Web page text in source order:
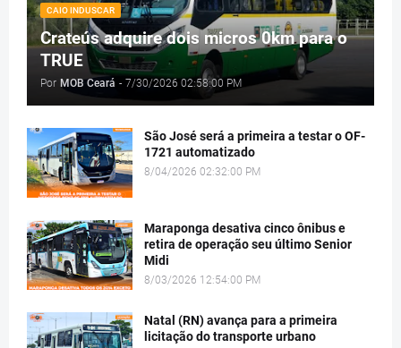
CAIO INDUSCAR
Crateús adquire dois micros 0km para o
TRUE
Por MOB Ceará - 7/30/2026 02:58:00 PM
São José será a primeira a testar o OF-
1721 automatizado
8/04/2026 02:32:00 PM
Maraponga desativa cinco ônibus e
retira de operação seu último Senior
Midi
8/03/2026 12:54:00 PM
Natal (RN) avança para a primeira
licitação do transporte urbano